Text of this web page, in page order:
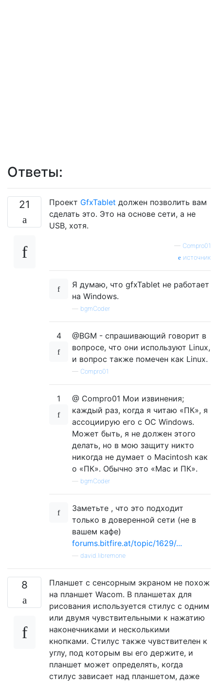
Ответы:
21 Проект GfxTablet должен позволить вам
сделать это. Это на основе сети, а не
USB, хотя.
— Compro01
источник
Я думаю, что gfxTablet не работает
на Windows.
bgmCoder
4
@BGM - спрашивающий говорит в
вопросе, что они используют Linux,
и вопрос также помечен как Linux.
— Compro01
1
@ Compro01 Мои извинения;
каждый раз, когда я читаю «ПК», я
ассоциирую его с ОС Windows.
Может быть, я не должен этого
делать, но в мою защиту никто
никогда не думает о Macintosh как
о «ПК». Обычно это «Mac и ПК».
bgmCoder
Заметьте , что это подходит
только в доверенной сети (не в
вашем кафе)
forums.bitfire.at/topic/1629/...
david.libremone
8
Планшет с сенсорным экраном не похож
на планшет Wacom. В планшетах для
рисования используется стилус с одним
или двумя чувствительными к нажатию
наконечниками и несколькими
кнопками. Стилус также чувствителен к
углу, под которым вы его держите, и
планшет может определять, когда
стилус зависает над планшетом, даже